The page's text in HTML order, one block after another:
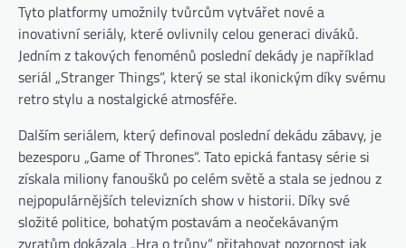
Tyto platformy umožnily tvůrcům vytvářet nové a
inovativní seriály, které ovlivnily celou generaci diváků.
Jedním z takových fenoménů poslední dekády je například
seriál „Stranger Things“, který se stal ikonickým díky svému
retro stylu a nostalgické atmosféře.
Dalším seriálem, který definoval poslední dekádu zábavy, je
bezesporu „Game of Thrones“. Tato epická fantasy série si
získala miliony fanoušků po celém světě a stala se jednou z
nejpopulárnějších televizních show v historii. Díky své
složité politice, bohatým postavám a neočekávaným